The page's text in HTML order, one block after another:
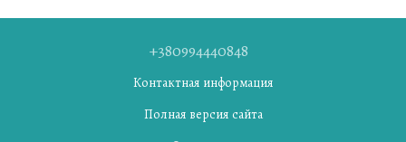
+380994440848
Контактная информация
Полная версия сайта